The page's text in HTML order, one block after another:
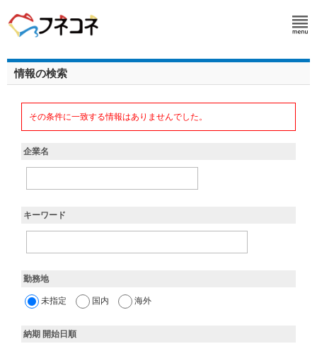
情報の検索
その条件に一致する情報はありませんでした。
企業名
キーワード
勤務地
未指定 国内 海外
納期 開始日順